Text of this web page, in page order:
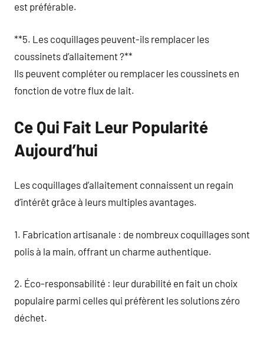
est préférable.
**5. Les coquillages peuvent-ils remplacer les
coussinets d’allaitement ?**
Ils peuvent compléter ou remplacer les coussinets en
fonction de votre flux de lait.
Ce Qui Fait Leur Popularité
Aujourd’hui
Les coquillages d’allaitement connaissent un regain
d’intérêt grâce à leurs multiples avantages.
1. Fabrication artisanale : de nombreux coquillages sont
polis à la main, offrant un charme authentique.
2. Éco-responsabilité : leur durabilité en fait un choix
populaire parmi celles qui préfèrent les solutions zéro
déchet.